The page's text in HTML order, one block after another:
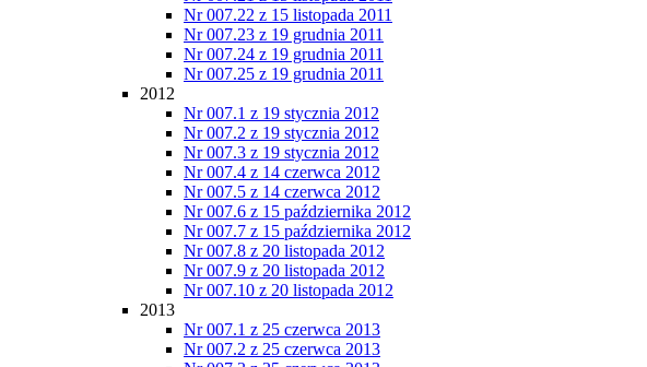
Nr 007.22 z 15 listopada 2011
Nr 007.23 z 19 grudnia 2011
Nr 007.24 z 19 grudnia 2011
Nr 007.25 z 19 grudnia 2011
2012
Nr 007.1 z 19 stycznia 2012
Nr 007.2 z 19 stycznia 2012
Nr 007.3 z 19 stycznia 2012
Nr 007.4 z 14 czerwca 2012
Nr 007.5 z 14 czerwca 2012
Nr 007.6 z 15 października 2012
Nr 007.7 z 15 października 2012
Nr 007.8 z 20 listopada 2012
Nr 007.9 z 20 listopada 2012
Nr 007.10 z 20 listopada 2012
2013
Nr 007.1 z 25 czerwca 2013
Nr 007.2 z 25 czerwca 2013